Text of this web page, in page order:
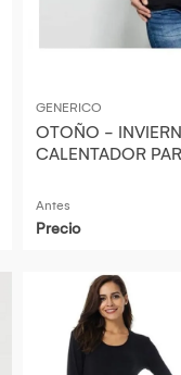
GENERICO
OTOÑO -
CALENTADOR
TALLA ESTANDAR
Antes
Precio